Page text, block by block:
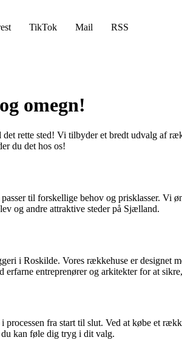
TikTok Mail RSS
omegn!
rette sted! Vi tilbyder et bredt udvalg af
du det hos os!
til forskellige behov og prisklasser. Vi
og andre attraktive steder på Sjælland.
i Roskilde. Vores rækkehuse er designet
entreprenører og arkitekter for at
fra start til slut. Ved at købe et
kan føle dig tryg i dit valg.